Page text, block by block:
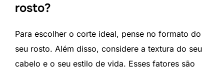
rosto?
Para escolher o corte ideal, pense no formato do
seu rosto. Além disso, considere a textura do seu
cabelo e o seu estilo de vida. Esses fatores são